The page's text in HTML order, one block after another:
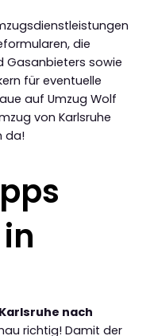
die
Gasanbieters sowie
für eventuelle
auf Umzug Wolf
von Karlsruhe
da!
nach
richtig! Damit der